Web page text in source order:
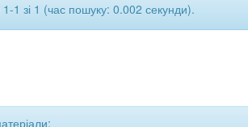
1-1 зі 1 (час пошуку: 0.002 секунди).